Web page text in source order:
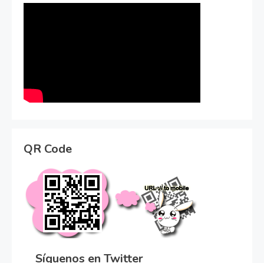
QR Code
Síguenos en Twitter